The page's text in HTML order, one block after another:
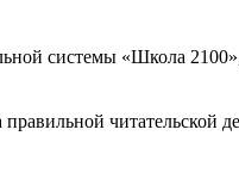
системы «Школа
читательской